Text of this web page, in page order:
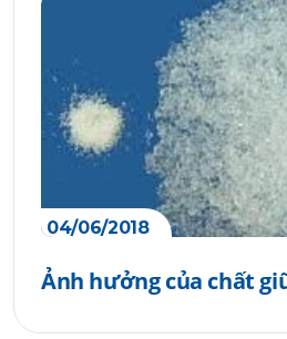
04/06/2018
Ảnh hưởng của chất